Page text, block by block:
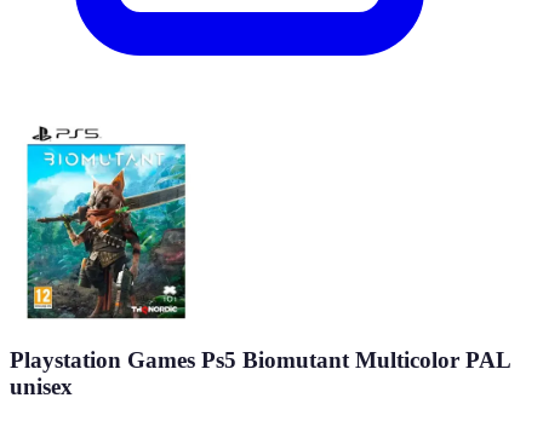
Playstation Games Ps5 Biomutant Multicolor PAL
unisex